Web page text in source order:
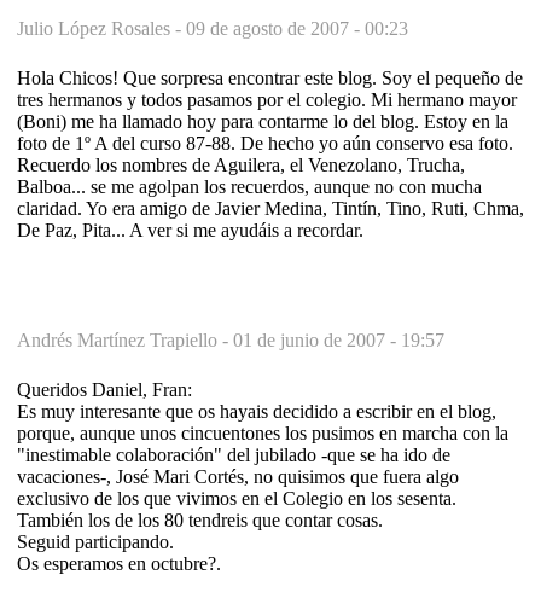
Julio López Rosales - 09 de agosto de 2007 - 00:23
Hola Chicos! Que sorpresa encontrar este blog. Soy el pequeño de
tres hermanos y todos pasamos por el colegio. Mi hermano mayor
(Boni) me ha llamado hoy para contarme lo del blog. Estoy en la
foto de 1º A del curso 87-88. De hecho yo aún conservo esa foto.
Recuerdo los nombres de Aguilera, el Venezolano, Trucha,
Balboa... se me agolpan los recuerdos, aunque no con mucha
claridad. Yo era amigo de Javier Medina, Tintín, Tino, Ruti, Chma,
De Paz, Pita... A ver si me ayudáis a recordar.
Andrés Martínez Trapiello - 01 de junio de 2007 - 19:57
Queridos Daniel, Fran:
Es muy interesante que os hayais decidido a escribir en el blog,
porque, aunque unos cincuentones los pusimos en marcha con la
"inestimable colaboración" del jubilado -que se ha ido de
vacaciones-, José Mari Cortés, no quisimos que fuera algo
exclusivo de los que vivimos en el Colegio en los sesenta.
También los de los 80 tendreis que contar cosas.
Seguid participando.
Os esperamos en octubre?.